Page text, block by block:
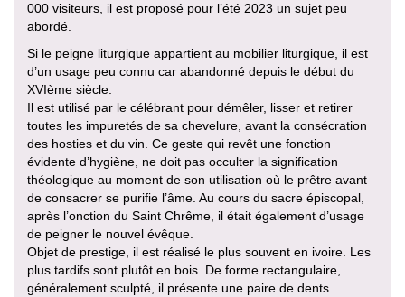
000 visiteurs, il est proposé pour l’été 2023 un sujet peu
abordé.
Si le peigne liturgique appartient au mobilier liturgique, il est
d’un usage peu connu car abandonné depuis le début du
XVIème siècle.
Il est utilisé par le célébrant pour démêler, lisser et retirer
toutes les impuretés de sa chevelure, avant la consécration
des hosties et du vin. Ce geste qui revêt une fonction
évidente d’hygiène, ne doit pas occulter la signification
théologique au moment de son utilisation où le prêtre avant
de consacrer se purifie l’âme. Au cours du sacre épiscopal,
après l’onction du Saint Chrême, il était également d’usage
de peigner le nouvel évêque.
Objet de prestige, il est réalisé le plus souvent en ivoire. Les
plus tardifs sont plutôt en bois. De forme rectangulaire,
généralement sculpté, il présente une paire de dents